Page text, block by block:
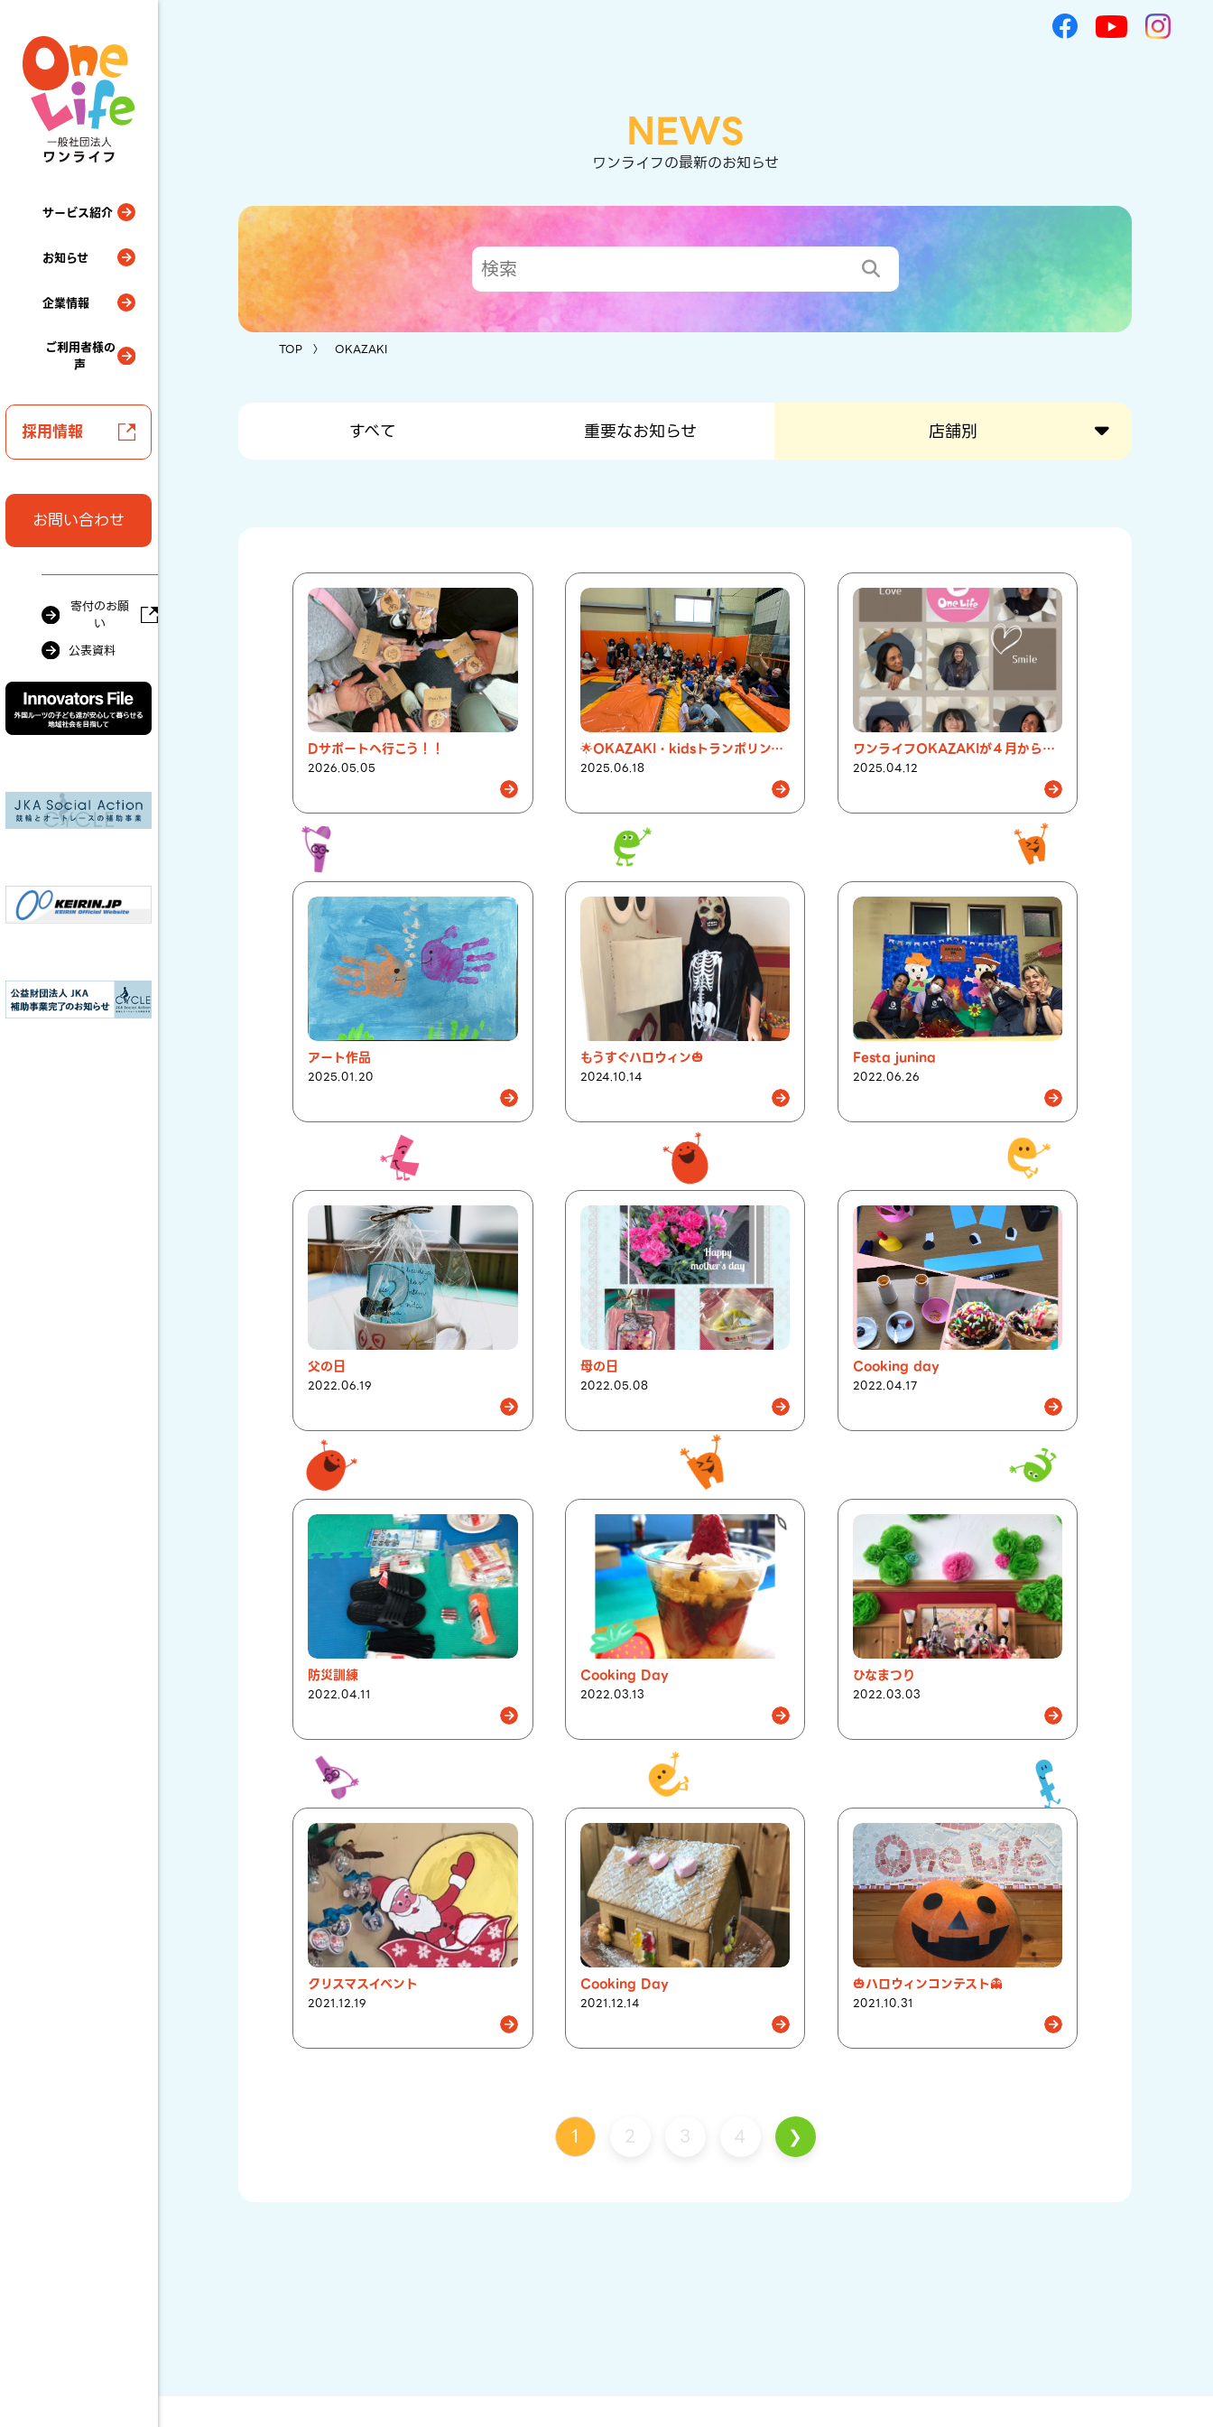
サービス紹介
お知らせ
企業情報
ご利用者様の
声
採用情報
お問い合わせ
寄付のお願
い
公表資料
NEWS
ワンライフの最新のお知らせ
TOP 〉 OKAZAKI
すべて 重要なお知らせ 店舗別
Dサポートへ行こう！！
2026.05.05
🌟OKAZAKI・kidsトランポリンイベント開催🌟
2025.06.18
ワンライフOKAZAKIが４月からリニューアル
2025.04.12
アート作品
2025.01.20
もうすぐハロウィン🎃
2024.10.14
Festa junina
2022.06.26
父の日
2022.06.19
母の日
2022.05.08
Cooking day
2022.04.17
防災訓練
2022.04.11
Cooking Day
2022.03.13
ひなまつり
2022.03.03
クリスマスイベント
2021.12.19
Cooking Day
2021.12.14
🎃ハロウィンコンテスト👻
2021.10.31
1 2 3 4 ❯